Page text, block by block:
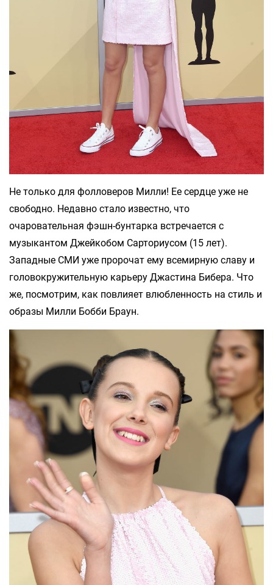
Не только для фолловеров Милли! Ее сердце уже не
свободно. Недавно стало известно, что
очаровательная фэшн-бунтарка встречается с
музыкантом Джейкобом Сарториусом (15 лет).
Западные СМИ уже пророчат ему всемирную славу и
головокружительную карьеру Джастина Бибера. Что
же, посмотрим, как повлияет влюбленность на стиль и
образы Милли Бобби Браун.